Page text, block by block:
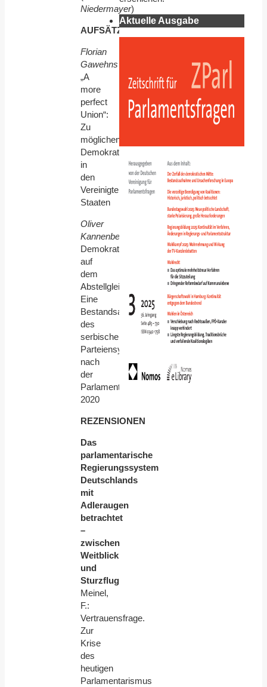
Niedermayer)
AUFSÄTZE
Florian
Gawehns
„A
more
perfect
Union“:
Zu
möglichen
Demokratiereformen
in
den
Vereinigten
Staaten
Oliver
Kannenberg
Demokratie
auf
dem
Abstellgleis?
Eine
Bestandsaufnahme
des
serbischen
Parteiensystems
nach
der
Parlamentswahl
2020
REZENSIONEN
Das
parlamentarische
Regierungssystem
Deutschlands
mit
Adleraugen
betrachtet
–
zwischen
Weitblick
und
Sturzflug
Meinel,
F.:
Vertrauensfrage.
Zur
Krise
des
heutigen
Parlamentarismus
Aktuelle Ausgabe